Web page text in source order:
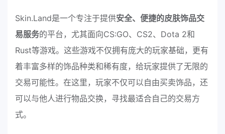
Skin.Land是一个专注于提供安全、便捷的皮肤饰品交
易服务的平台，尤其面向CS:GO、CS2、Dota 2和
Rust等游戏。这些游戏不仅拥有庞大的玩家基础，更有
着丰富多样的饰品种类和稀有度，给玩家提供了无限的
交易可能性。在这里，玩家不仅可以自由买卖饰品，还
可以与他人进行物品交换，寻找最适合自己的交易方
式。